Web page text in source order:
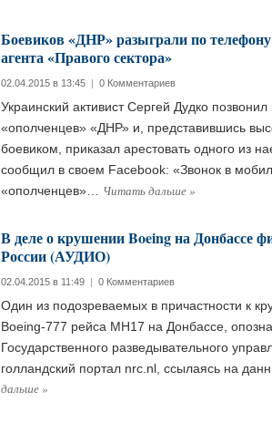
Боевиков «ДНР» разыграли по
агента «Правого сектора»
02.04.2015 в 13:45 | 0 Комментариев
Украинский активист Сергей Дудко
«ополченцев» «ДНР» и, представившись
боевиком, приказал арестовать одного из
сообщил в своем Facebook: «Звонок в
«ополченцев»… Читать дальше»
В деле о крушении Boeing на Донбассе
России (АУДИО)
02.04.2015 в 11:49 | 0 Комментариев
Один из подозреваемых в причастности к
Boeing-777 рейса MH17 на Донбассе,
Государственного разведывательного
голландский портал nrc.nl, ссылаясь на
дальше»